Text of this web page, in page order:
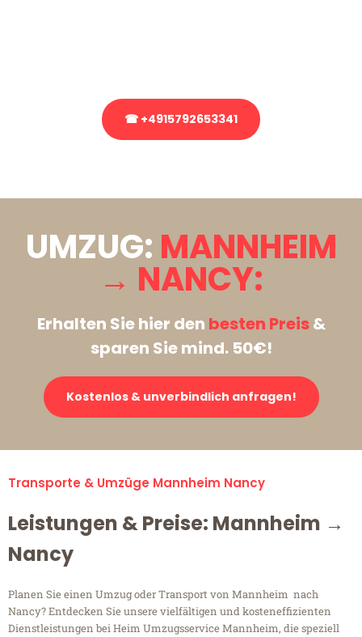
☎ +4915792653341
UMZUG: MANNHEIM
→ NANCY:
Erhalten Sie hier den besten Preis&
sparen Sie mind. 50€!
Kostenlos & unverbindlich anfragen!
Transporte & Umzüge Mannheim Nancy
Leistungen & Preise: Mannheim →
Nancy
Planen Sie einen Umzug oder Transport von Mannheim nach
Nancy? Entdecken Sie unsere vielfältigen und kosteneffizienten
Dienstleistungen bei Heim Umzugsservice Mannheim, die speziell